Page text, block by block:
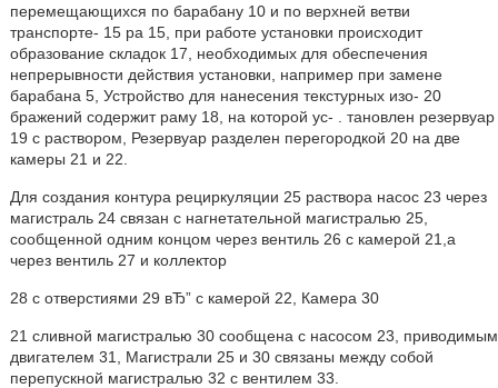
перемещающихся по барабану 10 и по верхней ветви
транспорте- 15 ра 15, при работе установки происходит
образование складок 17, необходимых для обеспечения
непрерывности действия установки, например при замене
барабана 5, Устройство для нанесения текстурных изо- 20
бражений содержит раму 18, на которой ус- . тановлен резервуар
19 с раствором, Резервуар разделен перегородкой 20 на две
камеры 21 и 22.
Для создания контура рециркуляции 25 раствора насос 23 через
магистраль 24 связан с нагнетательной магистралью 25,
сообщенной одним концом через вентиль 26 с камерой 21,а
через вентиль 27 и коллектор
28 с отверстиями 29 вЂ” с камерой 22, Камера 30
21 сливной магистралью 30 сообщена с насосом 23, приводимым
двигателем 31, Магистрали 25 и 30 связаны между собой
перепускной магистралью 32 с вентилем 33.